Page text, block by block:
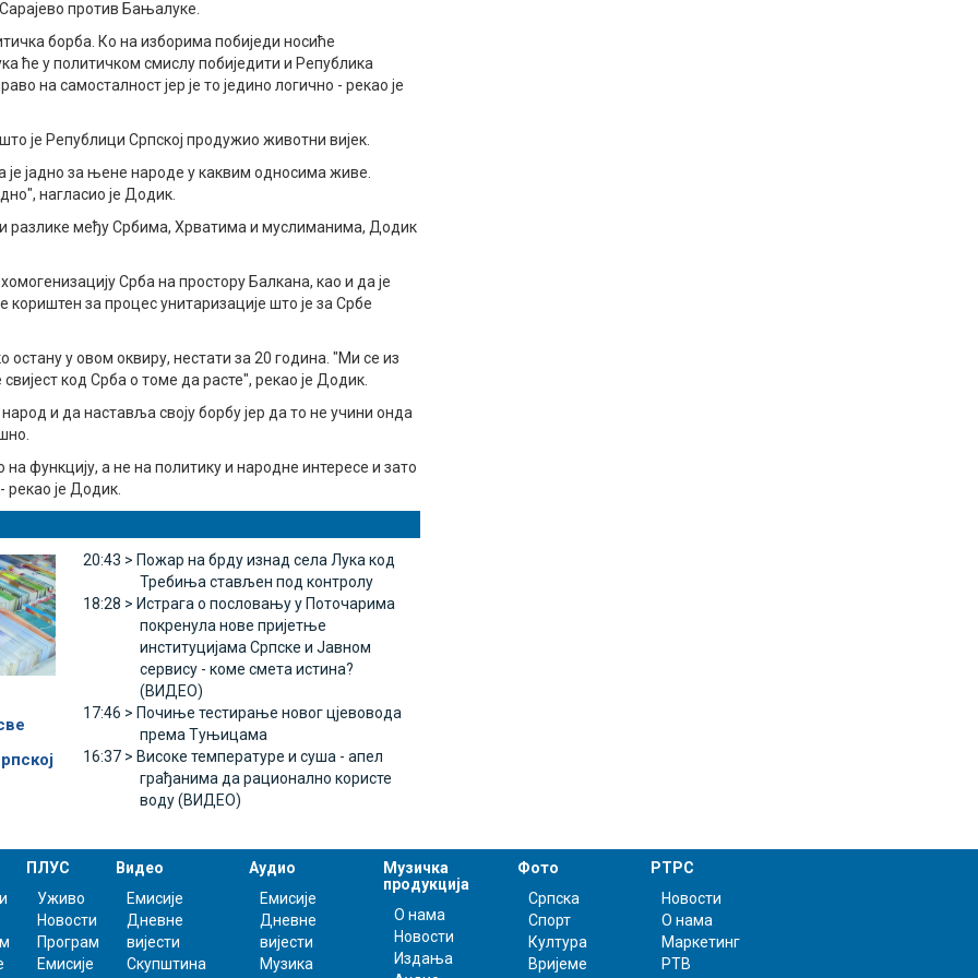
против Бањалуке.
борба. Ко на изборима побиједи носиће
ће у политичком смислу побиједити и Република
на самосталност јер је то једино логично - рекао је
је Републици Српској продужио животни вијек.
је јадно за њене народе у каквим односима живе.
нагласио је Додик.
разлике међу Србима, Хрватима и муслиманима, Додик
Срба на простору Балкана, као и да је
кориштен за процес унитаризације што је за Србе
остану у овом оквиру, нестати за 20 година. "Ми се из
код Срба о томе да расте", рекао је Додик.
народ и да наставља своју борбу јер да то не учини онда
функцију, а не на политику и народне интересе и зато
рекао је Додик.
20:43 > Пожар на брду изнад села Лука код
Требиња стављен под контролу
18:28 > Истрага о пословању у Поточарима
покренула нове пријетње
институцијама Српске и Јавном
сервису - коме смета истина?
(ВИДЕО)
17:46 > Почиње тестирање новог цјевовода
према Туњицама
16:37 > Високе температуре и суша - апел
грађанима да рационално користе
воду (ВИДЕО)
ПЛУС
Уживо
Новости
Програм
Емисије
Видео
Емисије
Дневне
вијести
Скупштина
Аудио
Емисије
Дневне
вијести
Музика
Музичка
продукција
О нама
Новости
Издања
Фото
Српска
Спорт
Култура
Вријеме
РТРС
Новости
О нама
Маркетинг
РТВ